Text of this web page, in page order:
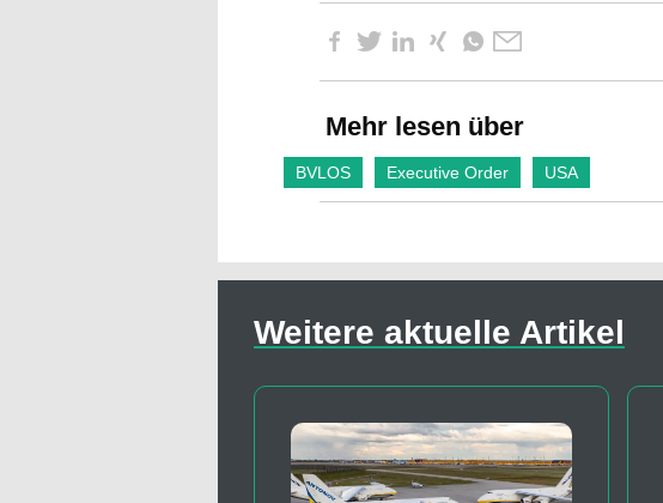
Mehr lesen über
BVLOS Executive Order USA
Weitere aktuelle Artikel